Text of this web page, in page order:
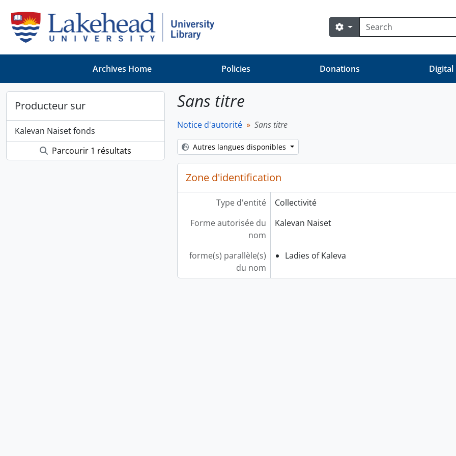
Rechercher
Search options
Archives Home Policies Donations Digital
Producteur sur
Kalevan Naiset fonds
Parcourir 1 résultats
Sans titre
Notice d'autorité Sans titre
Autres langues disponibles
Zone d'identification
Type d'entité
Collectivité
Forme autorisée du
nom
Kalevan Naiset
forme(s) parallèle(s)
du nom
Ladies of Kaleva